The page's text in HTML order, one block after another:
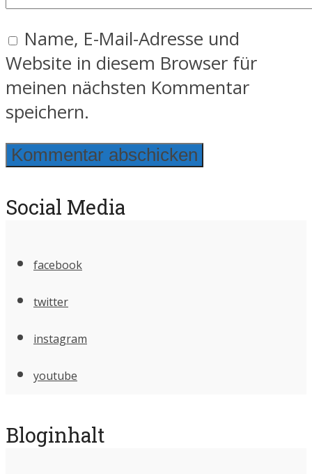
Name, E-Mail-Adresse und
Website in diesem Browser für
meinen nächsten Kommentar
speichern.
Social Media
facebook
twitter
instagram
youtube
Bloginhalt